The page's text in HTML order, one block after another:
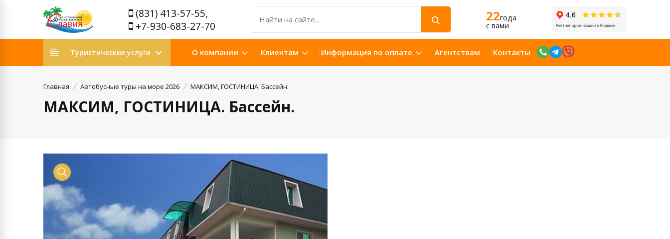
(831) 413-57-55,
+7-930-683-27-70
22года
c вами
Туристические услуги О компании Клиентам Информация по оплате Агентствам Контакты
Главная Автобусные туры на море 2026 МАКСИМ, ГОСТИНИЦА. Бассейн.
МАКСИМ, ГОСТИНИЦА. Бассейн.
Просмотр